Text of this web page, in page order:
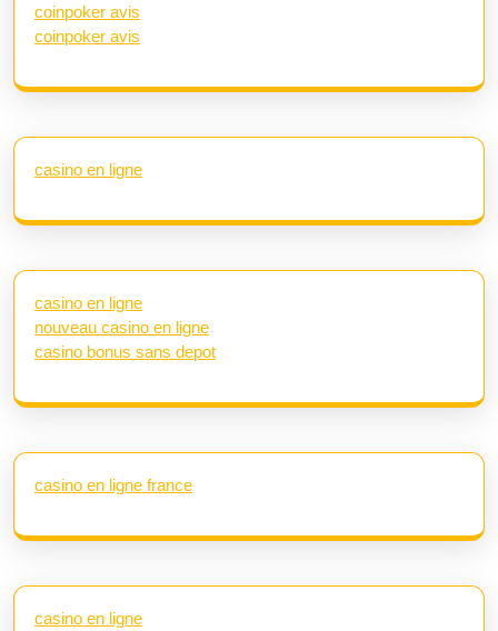
coinpoker avis
coinpoker avis
casino en ligne
casino en ligne
nouveau casino en ligne
casino bonus sans depot
casino en ligne france
casino en ligne